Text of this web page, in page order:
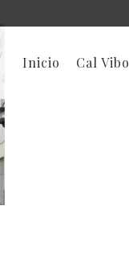
Inicio Cal Vibo